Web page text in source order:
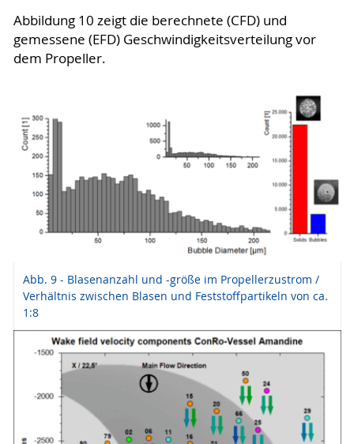
Abbildung 10 zeigt die berechnete (CFD) und
gemessene (EFD) Geschwindigkeitsverteilung vor
dem Propeller.
Abb. 9 - Blasenanzahl und -größe im Propellerzustrom /
Verhältnis zwischen Blasen und Feststoffpartikeln von ca.
1:8